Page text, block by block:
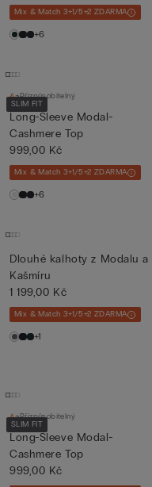
Mix & Match 3+1/5+2 ZDARMA
+6
SLIM FIT
Přizpůsobitelný
Long-Sleeve Modal-
Cashmere Top
999,00 Kč
Mix & Match 3+1/5+2 ZDARMA
+6
Dlouhé kalhoty z Modalu a
Kašmíru
1 199,00 Kč
Mix & Match 3+1/5+2 ZDARMA
+1
SLIM FIT
Přizpůsobitelný
Long-Sleeve Modal-
Cashmere Top
999,00 Kč